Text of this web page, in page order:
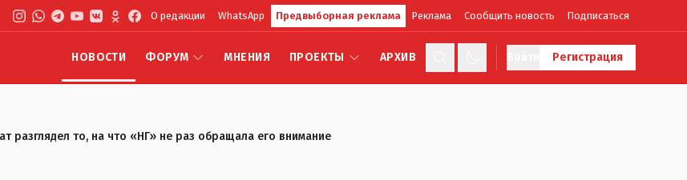
О редакции WhatsApp Предвыборная реклама Реклама Сообщить новость Подписаться
НОВОСТИ ФОРУМ МНЕНИЯ ПРОЕКТЫ АРХИВ Регистрация
разглядел то, на что «НГ» не раз обращала его внимание